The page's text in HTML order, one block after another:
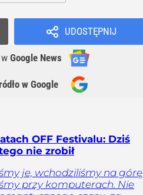
UDOSTĘPNIJ
w Google News
w Google
OFF Festivalu: Dziś
nie zrobił
je, wchodziliśmy na górę
przy komputerach. Nie